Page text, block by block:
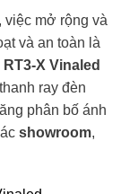
việc mở rộng và
và an toàn là
X Vinaled
ray đèn
phân bố ánh
showroom,